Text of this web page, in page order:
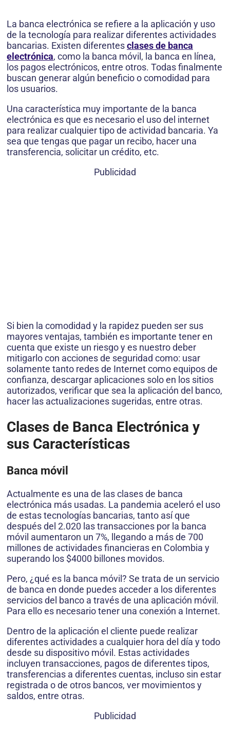
La banca electrónica se refiere a la aplicación y uso
de la tecnología para realizar diferentes actividades
bancarias. Existen diferentesclases de banca
electrónica, como la banca móvil, la banca en línea,
los pagos electrónicos, entre otros. Todas finalmente
buscan generar algún beneficio o comodidad para
los usuarios.
Una característica muy importante de la banca
electrónica es que es necesario el uso del internet
para realizar cualquier tipo de actividad bancaria. Ya
sea que tengas que pagar un recibo, hacer una
transferencia, solicitar un crédito, etc.
Publicidad
Si bien la comodidad y la rapidez pueden ser sus
mayores ventajas, también es importante tener en
cuenta que existe un riesgo y es nuestro deber
mitigarlo con acciones de seguridad como: usar
solamente tanto redes de Internet como equipos de
confianza, descargar aplicaciones solo en los sitios
autorizados, verificar que sea la aplicación del banco,
hacer las actualizaciones sugeridas, entre otras.
Clases de Banca Electrónica y
sus Características
Banca móvil
Actualmente es una de las clases de banca
electrónica más usadas. La pandemia aceleró el uso
de estas tecnologías bancarias, tanto así que
después del 2.020 las transacciones por la banca
móvil aumentaron un 7%, llegando a más de 700
millones de actividades financieras en Colombia y
superando los $4000 billones movidos.
Pero, ¿qué es la banca móvil? Se trata de un servicio
de banca en donde puedes acceder a los diferentes
servicios del banco a través de una aplicación móvil.
Para ello es necesario tener una conexión a Internet.
Dentro de la aplicación el cliente puede realizar
diferentes actividades a cualquier hora del día y todo
desde su dispositivo móvil. Estas actividades
incluyen transacciones, pagos de diferentes tipos,
transferencias a diferentes cuentas, incluso sin estar
registrada o de otros bancos, ver movimientos y
saldos, entre otras.
Publicidad